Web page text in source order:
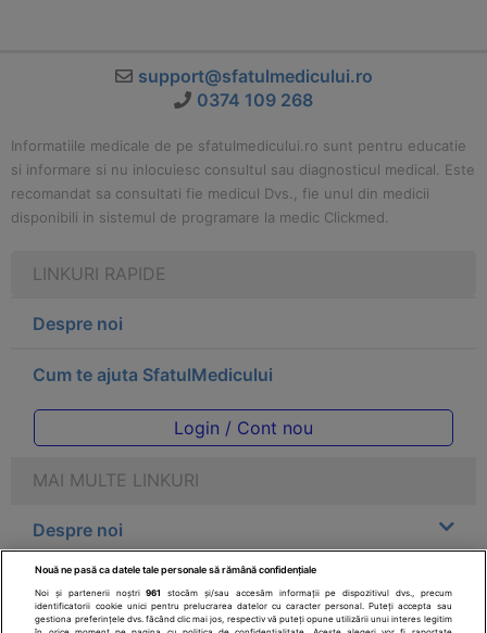
support@sfatulmedicului.ro
0374 109 268
Informatiile medicale de pe sfatulmedicului.ro sunt pentru educatie
si informare si nu inlocuiesc consultul sau diagnosticul medical. Este
recomandat sa consultati fie medicul Dvs., fie unul din medicii
disponibili in sistemul de programare la medic Clickmed.
LINKURI RAPIDE
Despre noi
Cum te ajuta SfatulMedicului
Login / Cont nou
MAI MULTE LINKURI
Despre noi
Legal
Nouă ne pasă ca datele tale personale să rămână confidențiale
Noi și partenerii noștri961
stocăm și/sau accesăm informații pe dispozitivul dvs., precum
identificatorii cookie unici pentru prelucrarea datelor cu caracter personal. Puteți accepta sau
gestiona preferințele dvs. făcând clic mai jos, respectiv vă puteți opune utilizării unui interes legitim